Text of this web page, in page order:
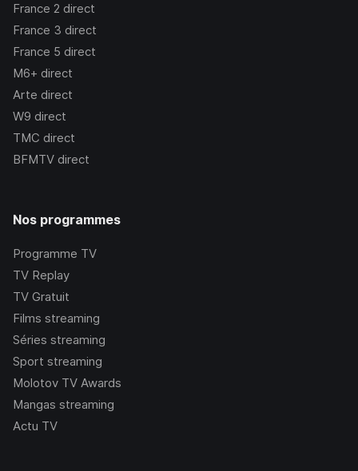
France 2 direct
France 3 direct
France 5 direct
M6+ direct
Arte direct
W9 direct
TMC direct
BFMTV direct
Nos programmes
Programme TV
TV Replay
TV Gratuit
Films streaming
Séries streaming
Sport streaming
Molotov TV Awards
Mangas streaming
Actu TV